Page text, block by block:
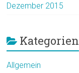
Dezember 2015
Kategorien
Allgemein